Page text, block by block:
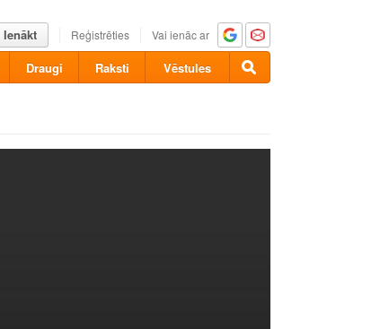
Ienākt Reģistrēties Vai ienāc ar
Draugi Raksti Vēstules